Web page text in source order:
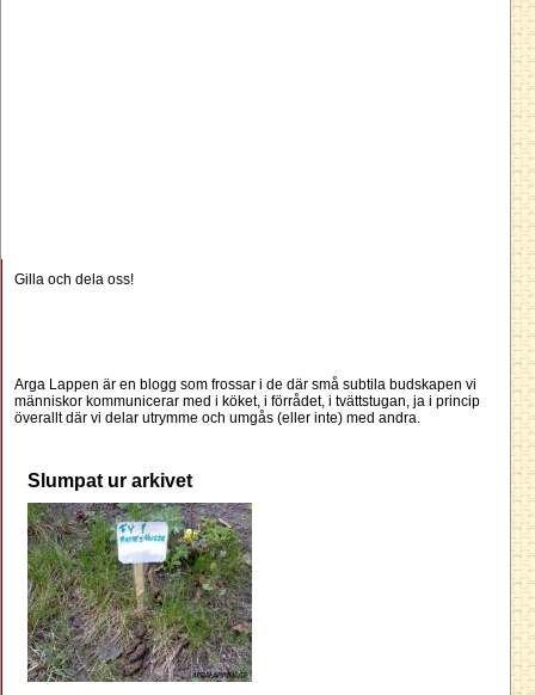
Gilla och dela oss!
Arga Lappen är en blogg som frossar i de där små subtila budskapen vi
människor kommunicerar med i köket, i förrådet, i tvättstugan, ja i princip
överallt där vi delar utrymme och umgås (eller inte) med andra.
Slumpat ur arkivet